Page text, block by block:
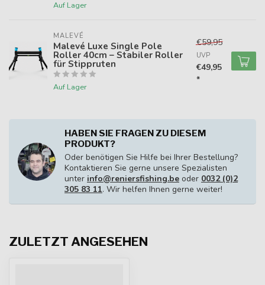
Auf Lager
MALEVÉ
Malevé Luxe Single Pole
Roller 40cm – Stabiler Roller
für Stippruten
Auf Lager
€59,95
UVP
€49,95
*
HABEN SIE FRAGEN ZU DIESEM
PRODUKT?
Oder benötigen Sie Hilfe bei Ihrer Bestellung?
Kontaktieren Sie gerne unsere Spezialisten
unter info@reniersfishing.be oder 0032 (0)2
305 83 11. Wir helfen Ihnen gerne weiter!
ZULETZT ANGESEHEN